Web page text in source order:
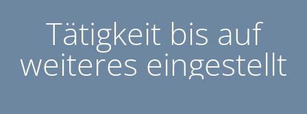
Tätigkeit bis auf
weiteres eingestellt